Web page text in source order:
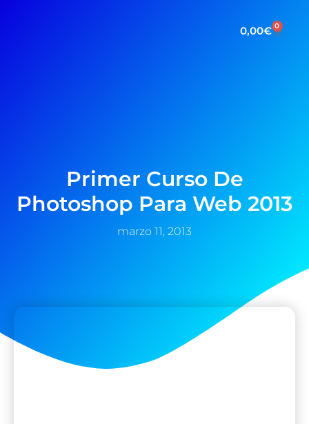
0,00€ 0
Primer Curso De
Photoshop Para Web 2013
marzo 11, 2013